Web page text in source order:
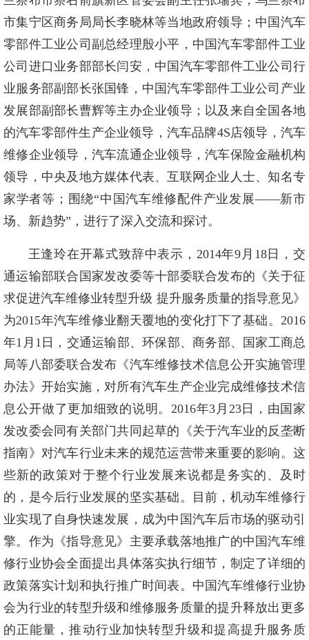
市集宁区商务局局长李晓林等当地政府领导；中国汽车
零部件工业公司副总经理殷小平，中国汽车零部件工业
公司进口业务部部长闫安，中国汽车零部件工业公司行
业服务部副部长张国锋，中国汽车零部件工业公司产业
发展部副部长曹辉等主办企业领导；以及来自全国各地
的汽车零部件生产企业领导，汽车品牌4S店领导，汽车
维修企业领导，汽车流通企业领导，汽车保险金融机构
领导，中央及地方媒体代表、互联网企业人士、知名专
家学者等；围绕“中国汽车维修配件产业发展——新市
场、新趋势”，进行了深入交流和探讨。
王逢玲在开幕式致辞中表示，2014年9月18日，交
通运输部联合国家发改委等十部委联合发布的《关于征
求促进汽车维修业转型升级 提升服务质量的指导意见》
为2015年汽车维修业翻天覆地的变化打下了基础。2016
年1月1日，交通运输部、环保部、商务部、国家工商总
局等八部委联合发布《汽车维修技术信息公开实施管理
办法》开始实施，对所有汽车生产企业完成维修技术信
息公开做了更加细致的说明。2016年3月23日，由国家
发改委会同有关部门共同起草的《关于汽车业的反垄断
指南》对汽车行业未来的规范运营带来重要的影响。这
些新的政策对于整个行业发展来说都是务实的、及时
的，是今后行业发展的坚实基础。目前，机动车维修行
业实现了自身快速发展，成为中国汽车后市场的驱动引
擎。作为《指导意见》主要承载落地推广的中国汽车维
修行业协会全面提出具体落实执行细节，制定了详细的
政策落实计划和执行推广时间表。中国汽车维修行业协
会为行业的转型升级和维修服务质量的提升释放出更多
的正能量，推动行业加快转型升级和提高提升服务质